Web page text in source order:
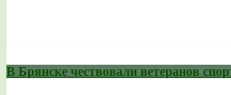
В Брянске чествовали ветеранов